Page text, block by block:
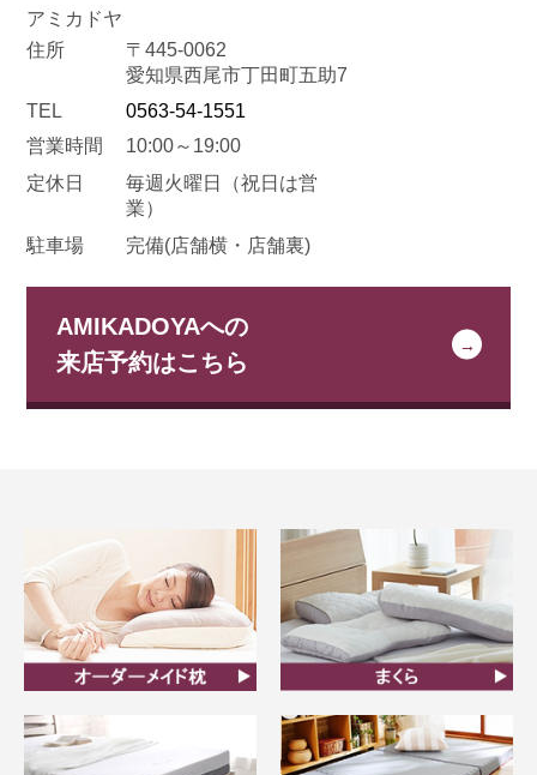
アミカドヤ
住所
〒445-0062
愛知県西尾市丁田町五助7
TEL
0563-54-1551
営業時間
10:00～19:00
定休日
毎週火曜日
（祝日は営
業）
駐車場
完備(店舗横・店舗裏)
AMIKADOYAへの
来店予約はこちら